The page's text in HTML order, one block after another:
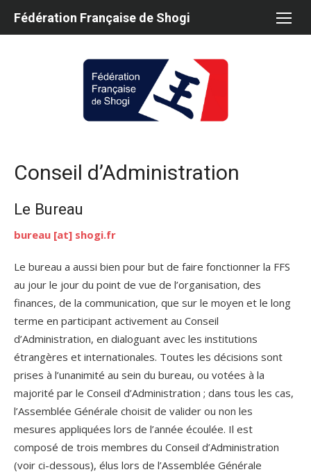
Fédération Française de Shogi
Conseil d’Administration
Le Bureau
bureau [at] shogi.fr
Le bureau a aussi bien pour but de faire fonctionner la FFS
au jour le jour du point de vue de l’organisation, des
finances, de la communication, que sur le moyen et le long
terme en participant activement au Conseil
d’Administration, en dialoguant avec les institutions
étrangères et internationales. Toutes les décisions sont
prises à l’unanimité au sein du bureau, ou votées à la
majorité par le Conseil d’Administration ; dans tous les cas,
l’Assemblée Générale choisit de valider ou non les
mesures appliquées lors de l’année écoulée. Il est
composé de trois membres du Conseil d’Administration
(voir ci-dessous), élus lors de l’Assemblée Générale